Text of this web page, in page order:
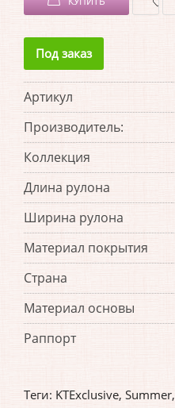
Под заказ
Артикул
Производитель:
Коллекция
Длина рулона
Ширина рулона
Материал покрытия
Страна
Материал основы
Раппорт
Теги: KTExclusive, Summer,